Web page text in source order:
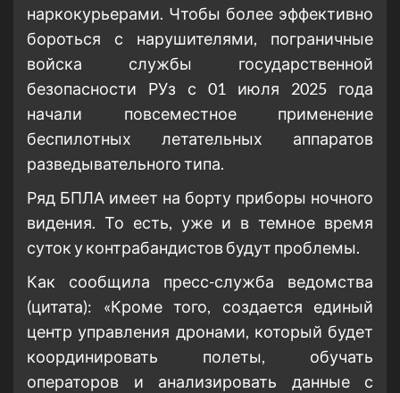
наркокурьерами. Чтобы более эффективно
бороться с нарушителями, пограничные
войска службы государственной
безопасности РУз с 01 июля 2025 года
начали повсеместное применение
беспилотных летательных аппаратов
разведывательного типа.
Ряд БПЛА имеет на борту приборы ночного
видения. То есть, уже и в темное время
суток у контрабандистов будут проблемы.
Как сообщила пресс-служба ведомства
(цитата): «Кроме того, создается единый
центр управления дронами, который будет
координировать полеты, обучать
операторов и анализировать данные с